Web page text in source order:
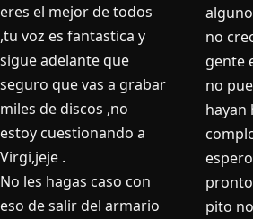
eres el mejor de todos
,tu voz es fantastica y
sigue adelante que
seguro que vas a grabar
miles de discos ,no
estoy cuestionando a
Virgi,jeje .
No les hagas caso con
eso de salir del armario
no
gente
no
hayan
pito